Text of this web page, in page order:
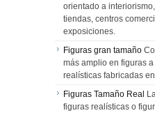
orientado a
tiendas, centros
exposiciones.
Figuras gran tamaño
más amplio en figuras
realísticas fabricadas
Figuras Tamaño Real
figuras realísticas o